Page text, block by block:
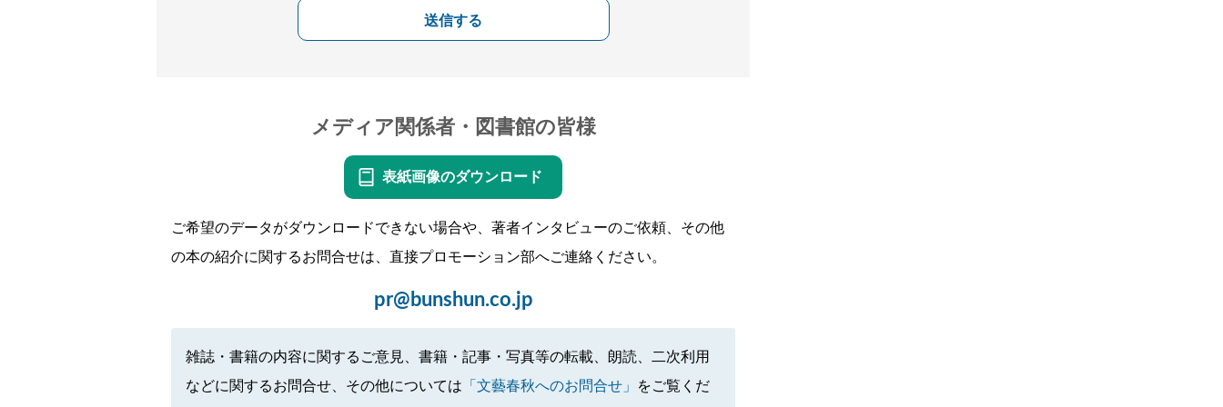
送信する
メディア関係者・図書館の皆様
表紙画像のダウンロード
ご希望のデータがダウンロードできない場合や、著者インタビューのご依頼、その他
の本の紹介に関するお問合せは、直接プロモーション部へご連絡ください。
pr@bunshun.co.jp
雑誌・書籍の内容に関するご意見、書籍・記事・写真等の転載、朗読、二次利用
などに関するお問合せ、その他については 「文藝春秋へのお問合せ」 をご覧くだ